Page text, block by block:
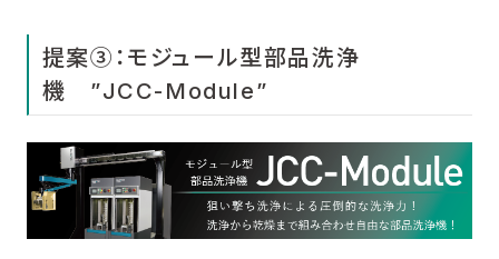
提案③：モジュール型部品洗浄
機 ”JCC-Module”